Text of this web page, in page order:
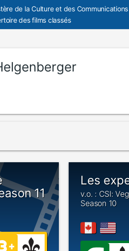
de la Culture et des Communications
des films classés
11
Les
v.o. : CSI:
Season 10